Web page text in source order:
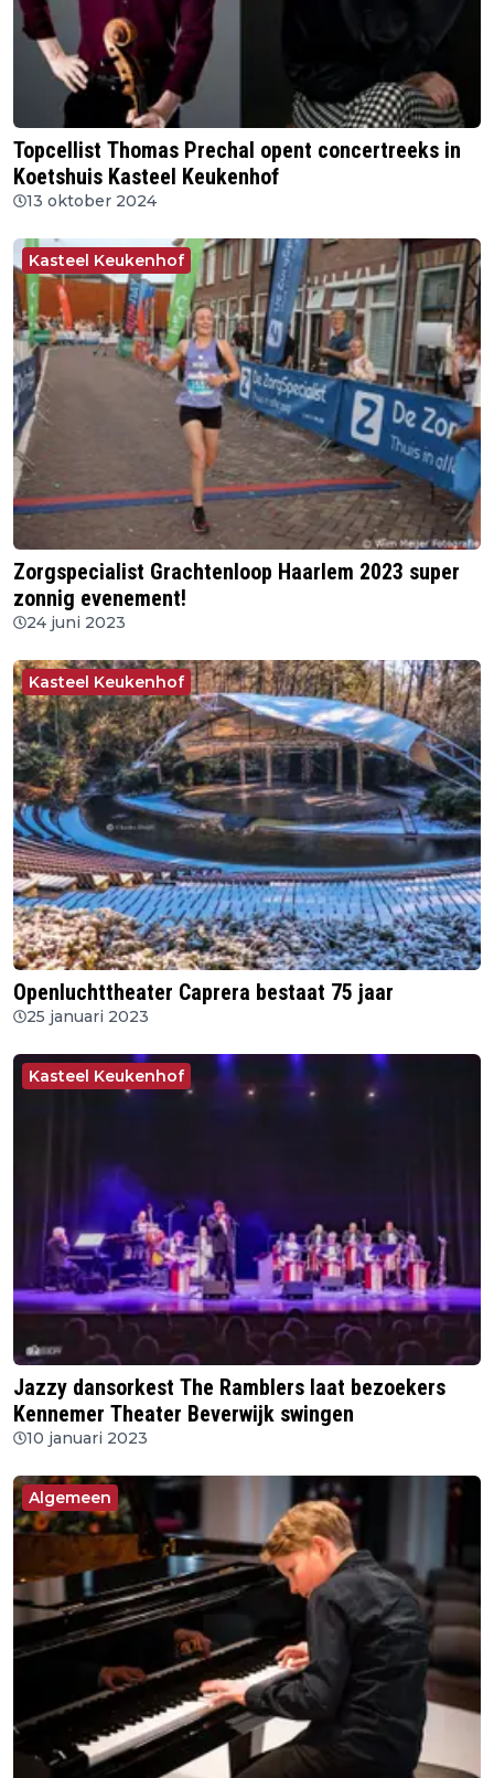
Topcellist Thomas Prechal opent concertreeks in
Koetshuis Kasteel Keukenhof
13 oktober 2024
Kasteel Keukenhof
Zorgspecialist Grachtenloop Haarlem 2023 super
zonnig evenement!
24 juni 2023
Kasteel Keukenhof
Openluchttheater Caprera bestaat 75 jaar
25 januari 2023
Kasteel Keukenhof
Jazzy dansorkest The Ramblers laat bezoekers
Kennemer Theater Beverwijk swingen
10 januari 2023
Algemeen